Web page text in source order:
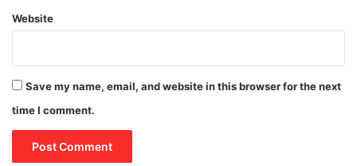
Website
Save my name, email, and website in this browser for the next
time I comment.